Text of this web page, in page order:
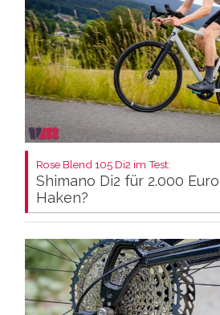
Rose Blend 105 Di2 im Test:
Shimano Di2 für 2.000
Haken?